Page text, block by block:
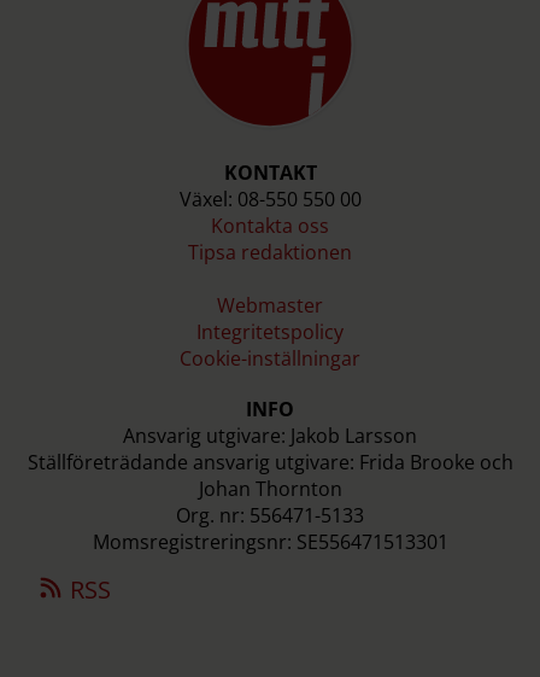
KONTAKT
Växel: 08-550 550 00
Kontakta oss
Tipsa redaktionen
Webmaster
Integritetspolicy
Cookie-inställningar
INFO
Ansvarig utgivare: Jakob Larsson
Ställföreträdande ansvarig utgivare: Frida Brooke och
Johan Thornton
Org. nr: 556471-5133
Momsregistreringsnr: SE556471513301
RSS